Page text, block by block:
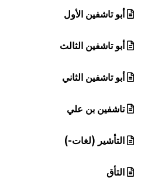
أبو تاشفين الأول
أبو تاشفين الثالث
أبو تاشفين الثاني
تاشفين بن علي
التأشير (لغات-)
التأق